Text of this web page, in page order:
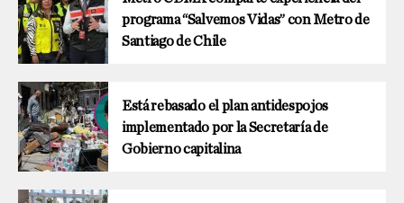
programa “Salvemos Vidas” con Metro de
Santiago de Chile
Está rebasado el plan antidespojos
implementado por la Secretaría de
Gobierno capitalina